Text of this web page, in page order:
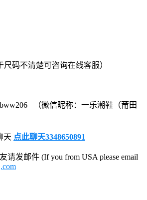
尺码不清楚可咨询在线客服）
（微信昵称：一乐潮鞋（莆田
天 点此聊天3348650891
请发邮件 (If you from USA please email